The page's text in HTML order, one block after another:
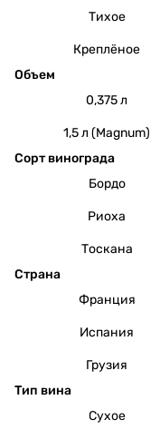
Тихое
Креплёное
Объем
0,375 л
1,5 л (Magnum)
Сорт винограда
Бордо
Риоха
Тоскана
Страна
Франция
Испания
Грузия
Тип вина
Сухое